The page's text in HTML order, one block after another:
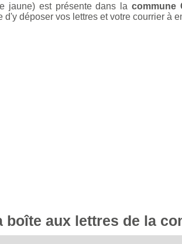
jaune) est présente dans lacommune
d'y déposer vos lettres et votre courrier à
aux lettres de la